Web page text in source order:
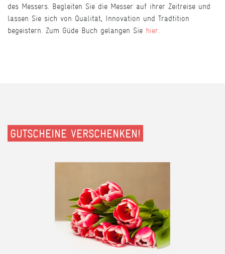
des Messers. Begleiten Sie die Messer auf ihrer Zeitreise und
lassen Sie sich von Qualität, Innovation und Tradtition
begeistern. Zum Güde Buch gelangen Sie hier.
GUTSCHEINE VERSCHENKEN!